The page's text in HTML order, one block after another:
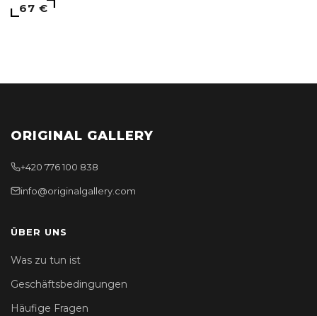
67 €
ORIGINAL GALLERY
+420 776 100 838
info@originalgallery.com
ÜBER UNS
Was zu tun ist
Geschäftsbedingungen
Häufige Fragen